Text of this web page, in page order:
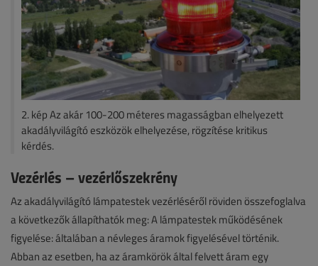
2. kép Az akár 100-200 méteres magasságban elhelyezett
akadályvilágító eszközök elhelyezése, rögzítése kritikus
kérdés.
Vezérlés – vezérlőszekrény
Az akadályvilágító lámpatestek vezérléséről röviden összefoglalva
a következők állapíthatók meg: A lámpatestek működésének
figyelése: általában a névleges áramok figyelésével történik.
Abban az esetben, ha az áramkörök által felvett áram egy